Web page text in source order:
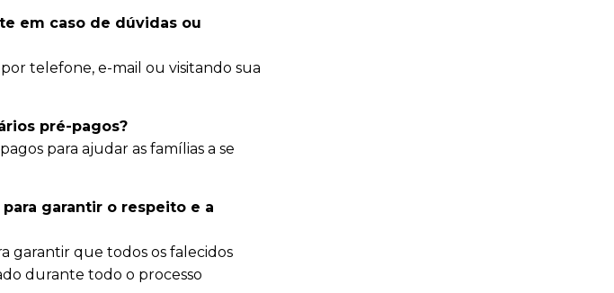
em caso de dúvidas ou
telefone, e-mail ou visitando sua
pré-pagos?
para ajudar as famílias a se
garantir o respeito e a
garantir que todos os falecidos
durante todo o processo